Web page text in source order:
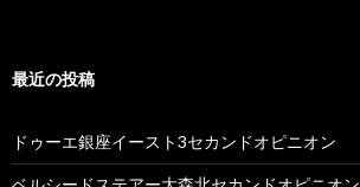
最近の投稿
ドゥーエ銀座イースト3セカンドオピニオン